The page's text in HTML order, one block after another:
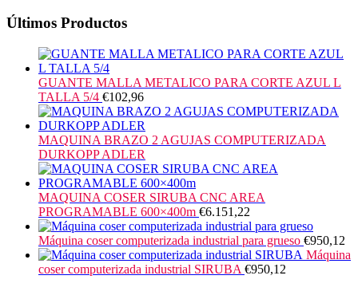
Últimos Productos
GUANTE MALLA METALICO PARA CORTE AZUL L
TALLA 5/4 €102,96
MAQUINA BRAZO 2 AGUJAS COMPUTERIZADA
DURKOPP ADLER
MAQUINA COSER SIRUBA CNC AREA
PROGRAMABLE 600×400m €6.151,22
Máquina coser computerizada industrial para grueso €950,12
Máquina
coser computerizada industrial SIRUBA €950,12